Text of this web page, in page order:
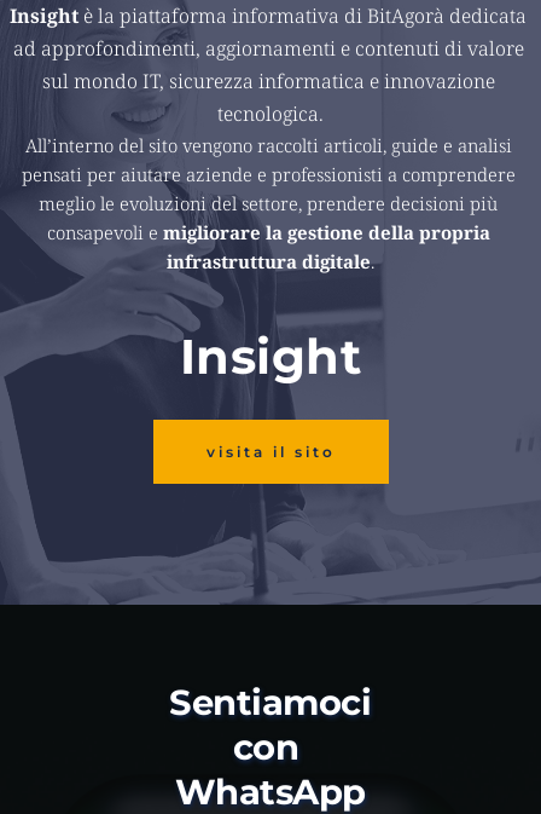
Insight è la piattaforma informativa di BitAgorà dedicata
ad approfondimenti, aggiornamenti e contenuti di valore
sul mondo IT, sicurezza informatica e innovazione
tecnologica.
All’interno del sito vengono raccolti articoli, guide e analisi
pensati per aiutare aziende e professionisti a comprendere
meglio le evoluzioni del settore, prendere decisioni più
consapevoli e migliorare la gestione della propria
infrastruttura digitale.
Insight
visita il sito
Sentiamoci
con
WhatsApp